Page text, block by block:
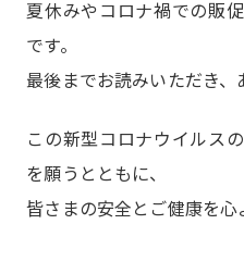
夏休みやコロナ禍での販
です。
最後までお読みいただき、
この新型コロナウイルス
を願うとともに、
皆さまの安全とご健康を心